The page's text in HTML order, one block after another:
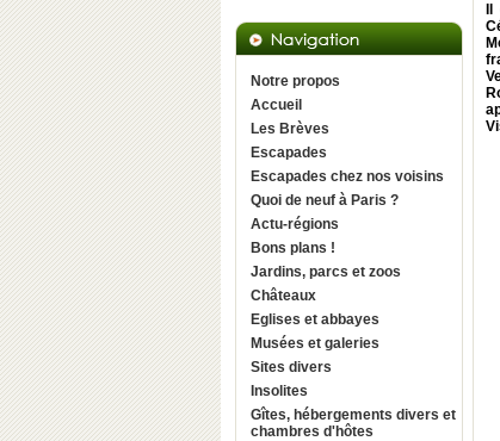
Notre propos
Accueil
Les Brèves
Escapades
Escapades chez nos voisins
Quoi de neuf à Paris ?
Actu-régions
Bons plans !
Jardins, parcs et zoos
Châteaux
Eglises et abbayes
Musées et galeries
Sites divers
Insolites
Gîtes, hébergements divers et
chambres d'hôtes